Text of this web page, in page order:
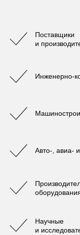
Поставщики
и
Инженерно-
Авто-, авиа-
Научные
и